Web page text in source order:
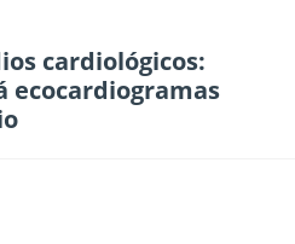
cardiológicos:
ecocardiogramas